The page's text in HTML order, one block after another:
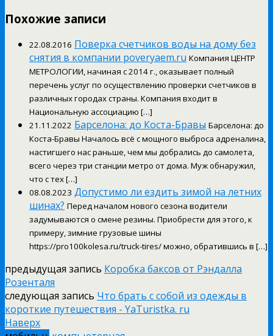
Похожие записи
22.08.2016 Поверка счетчиков воды на дому без
снятия в компании poveryaem.ru Компания ЦЕНТР
МЕТРОЛОГИИ, начиная с 2014 г., оказывает полный
перечень услуг по осуществлению проверки счетчиков в
различных городах страны. Компания входит в
Национальную ассоциацию […]
21.11.2022 Барселона: до Коста-Бравы Барселона: до
Коста-Бравы Началось всё с мощного выброса адреналина,
настигшего нас раньше, чем мы добрались до самолета,
всего через три станции метро от дома. Муж обнаружил,
что с тех […]
08.08.2023 Допустимо ли ездить зимой на летних
шинах? Перед началом нового сезона водители
задумываются о смене резины. Приобрести для этого, к
примеру, зимние грузовые шины
https://pro100kolesa.ru/truck-tires/ можно, обратившись в […]
предыдущая запись Коробка баксов от Рэндалла
Розенталя
следующая запись Что брать с собой из одежды в
короткие путешествия - YaTuristka. ru
Наверх